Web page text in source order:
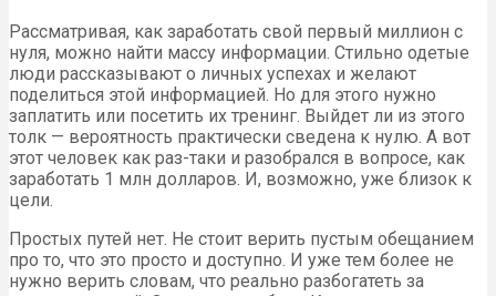
Рассматривая, как заработать свой первый миллион с
нуля, можно найти массу информации. Стильно одетые
люди рассказывают о личных успехах и желают
поделиться этой информацией. Но для этого нужно
заплатить или посетить их тренинг. Выйдет ли из этого
толк — вероятность практически сведена к нулю. А вот
этот человек как раз-таки и разобрался в вопросе, как
заработать 1 млн долларов. И, возможно, уже близок к
цели.
Простых путей нет. Не стоит верить пустым обещанием
про то, что это просто и доступно. И уже тем более не
нужно верить словам, что реально разбогатеть за